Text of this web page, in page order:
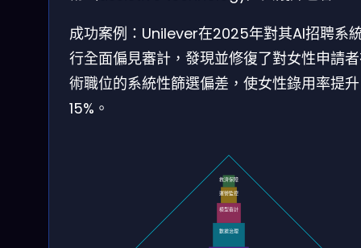
成功案例：Unilever在2025年對其AI招聘系
行全面偏見審計，發現並修復了對女性申請
術職位的系統性篩選偏差，使女性錄用率提升
15%。
數據治理
模型審計
運營監控
救濟保障